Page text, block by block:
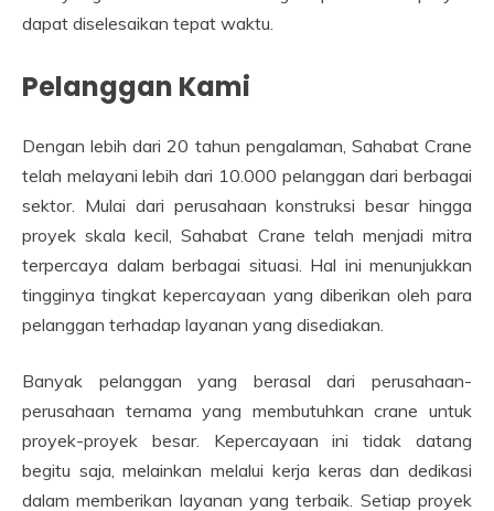
dapat diselesaikan tepat waktu.
Pelanggan Kami
Dengan lebih dari 20 tahun pengalaman, Sahabat Crane
telah melayani lebih dari 10.000 pelanggan dari berbagai
sektor. Mulai dari perusahaan konstruksi besar hingga
proyek skala kecil, Sahabat Crane telah menjadi mitra
terpercaya dalam berbagai situasi. Hal ini menunjukkan
tingginya tingkat kepercayaan yang diberikan oleh para
pelanggan terhadap layanan yang disediakan.
Banyak pelanggan yang berasal dari perusahaan-
perusahaan ternama yang membutuhkan crane untuk
proyek-proyek besar. Kepercayaan ini tidak datang
begitu saja, melainkan melalui kerja keras dan dedikasi
dalam memberikan layanan yang terbaik. Setiap proyek